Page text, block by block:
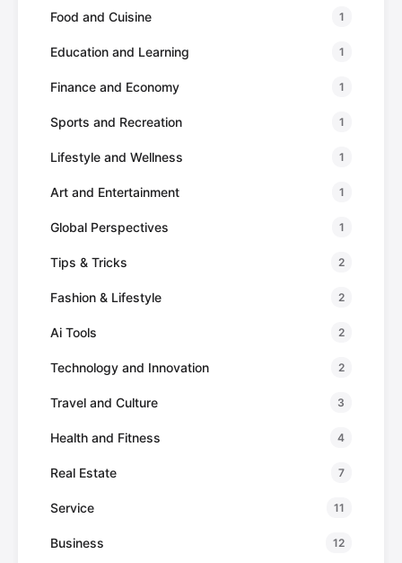
Food and Cuisine 1
Education and Learning 1
Finance and Economy 1
Sports and Recreation 1
Lifestyle and Wellness 1
Art and Entertainment 1
Global Perspectives 1
Tips & Tricks 2
Fashion & Lifestyle 2
Ai Tools 2
Technology and Innovation 2
Travel and Culture 3
Health and Fitness 4
Real Estate 7
Service 11
Business 12